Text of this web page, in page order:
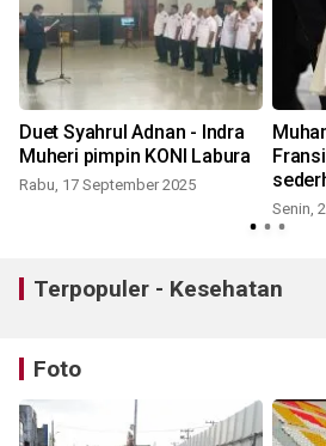
Duet Syahrul Adnan - Indra
Muheri pimpin KONI Labura
Rabu, 17 September 2025
damai
Senin,
Terpopuler - Kesehatan
Foto